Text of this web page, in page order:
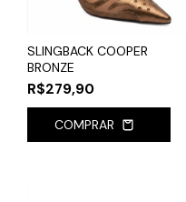
SLINGBACK COOPER
BRONZE
R$279,90
COMPRAR